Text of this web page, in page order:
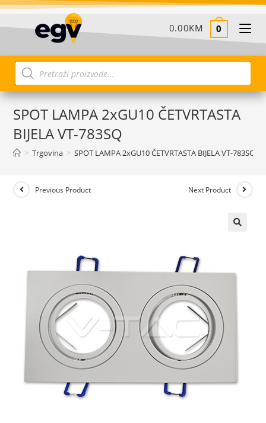
0.00KM 0
SPOT LAMPA 2xGU10 ČETVRTASTA
BIJELA VT-783SQ
> Trgovina > SPOT LAMPA 2xGU10 ČETVRTASTA BIJELA VT-783SQ
Previous Product Next Product